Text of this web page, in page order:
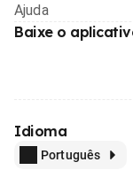
Ajuda
Baixe o
Idioma
Português